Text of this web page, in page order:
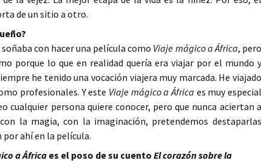
de un sitio a otro.
con hacer una película como Viaje mágico a África, pero
porque lo que en realidad quería era viajar por el mundo y
he tenido una vocación viajera muy marcada. He viajado
profesionales. Y este Viaje mágico a África es muy especial
cualquier persona quiere conocer, pero que nunca aciertan a
la magia, con la imaginación, pretendemos destaparlas
por ahí en la película.
a África es el poso de su cuento El corazón sobre la